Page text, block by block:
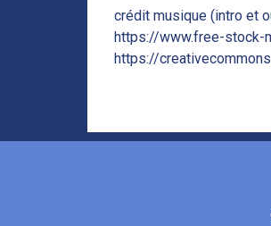
crédit musique (intro et
https://www.free-stock-
https://